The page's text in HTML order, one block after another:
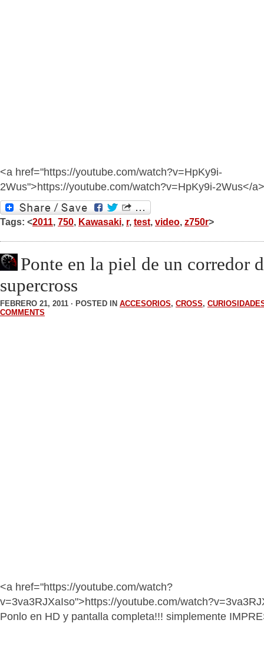
<a href="https://youtube.com/watch?v=HpKy9i-
2Wus">https://youtube.com/watch?v=HpKy9i-2Wus</a>
Tags: <2011, 750, Kawasaki, r, test, video, z750r>
Ponte en la piel de un corredor
supercross
FEBRERO 21, 2011 · POSTED IN ACCESORIOS, CROSS,
COMMENTS
<a href="https://youtube.com/watch?
v=3va3RJXaIso">https://youtube.com/
Ponlo en HD y pantalla completa!!! simplemente